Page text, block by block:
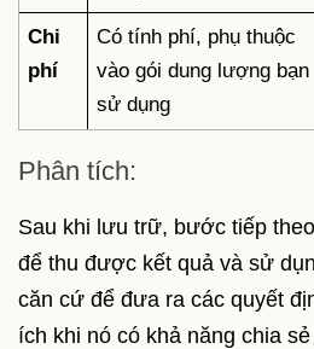
Chi
phí
Có tính phí, phụ thuộc
vào gói dung lượng bạn
sử dụng
Phân tích:
Sau khi lưu trữ, bước tiếp
để thu được kết quả và sử
căn cứ để đưa ra các quyết
ích khi nó có khả năng chia